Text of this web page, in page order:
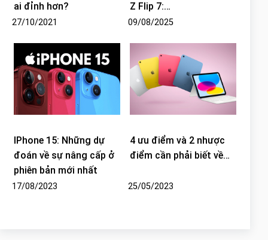
ai đỉnh hơn?
27/10/2021
Z Flip 7:…
09/08/2025
IPhone 15: Những dự
đoán về sự nâng cấp ở
phiên bản mới nhất
17/08/2023
4 ưu điểm và 2 nhược
điểm cần phải biết về…
25/05/2023